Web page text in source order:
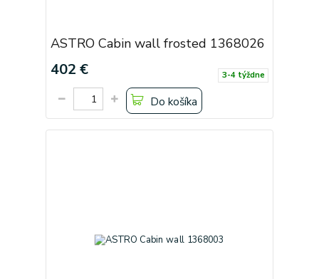
ASTRO Cabin wall frosted 1368026
402 € 3-4 týždne
Do košíka